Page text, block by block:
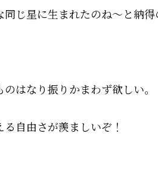
同じ星に生まれたのね〜と納得
のはなり振りかまわず欲しい。
る自由さが羨ましいぞ！